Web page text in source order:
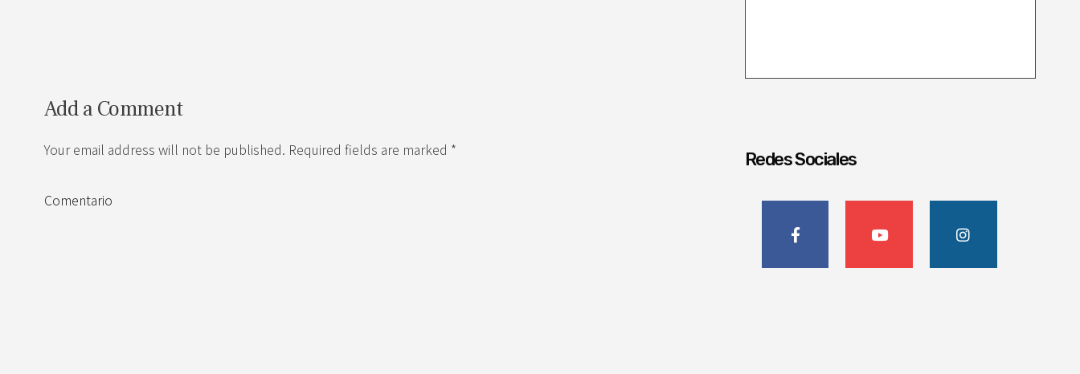
Add a Comment
Your email address will not be published. Required fields are marked *
Comentario
Redes Sociales